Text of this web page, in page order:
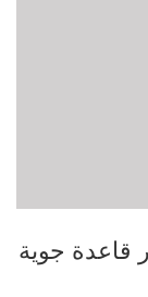
قاعدة جوية